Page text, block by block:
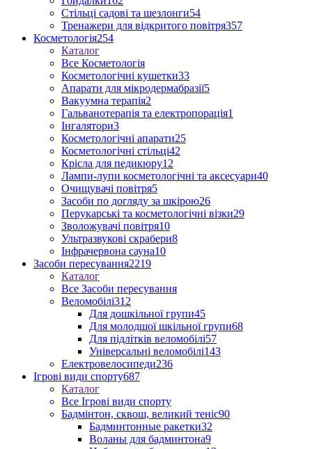
Стільці садові та шезлонги54
Тренажери для відкритого повітря357
Косметологія254
Каталог
Все Косметологія
Косметологічні кушетки33
Апарати для мікродермабразії5
Вакуумна терапія2
Гальванотерапія та електропорація1
Інгалятори3
Косметологічні апарати25
Косметологічні стільці42
Крісла для педикюру12
Лампи-лупи косметологічні та аксесуари40
Очищувачі повітря5
Засоби по догляду за шкірою26
Перукарські та косметологічні візки29
Зволожувачі повітря10
Ультразвукові скрабери8
Інфрачервона сауна10
Засоби пересування2219
Каталог
Все Засоби пересування
Веломобілі312
Для дошкільної групи45
Для молодшої шкільної групи68
Для підлітків веломобілі57
Універсальні веломобілі143
Електровелосипеди236
Ігрові види спорту687
Каталог
Все Ігрові види спорту
Бадмінтон, сквош, великий теніс90
Бадминтонные ракетки32
Воланы для бадминтона9